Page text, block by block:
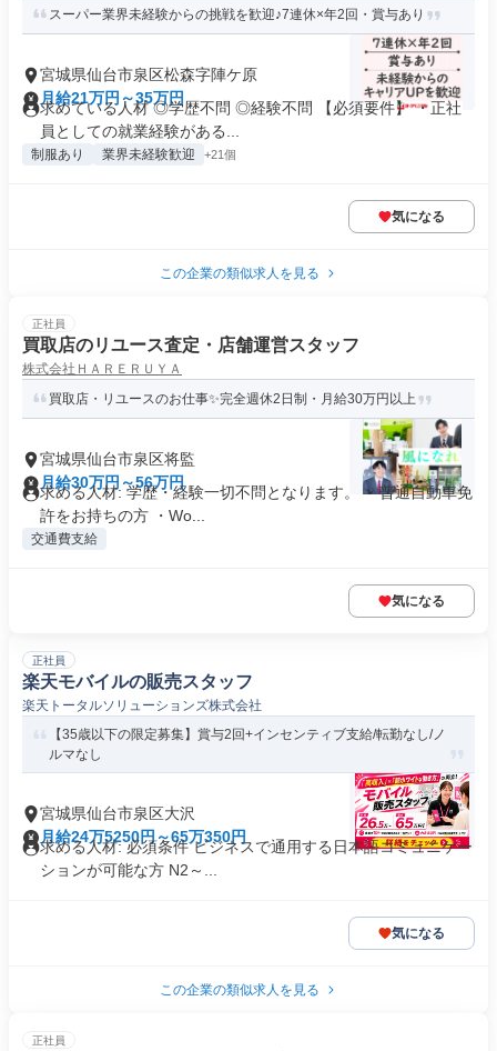
スーパー業界未経験からの挑戦を歓迎♪7連休×年2回・賞与あり
宮城県仙台市泉区松森字陣ケ原
月給21万円～35万円
求めている人材 ◎学歴不問 ◎経験不問 【必須要件】 ・正社
員としての就業経験がある...
制服あり 業界未経験歓迎 +21個
気になる
この企業の類似求人を見る
正社員
買取店のリユース査定・店舗運営スタッフ
株式会社ＨＡＲＥＲＵＹＡ
買取店・リユースのお仕事✨完全週休2日制・月給30万円以上
宮城県仙台市泉区将監
月給30万円～56万円
求める人材: 学歴・経験一切不問となります。 ・普通自動車免
許をお持ちの方 ・Wo...
交通費支給
気になる
正社員
楽天モバイルの販売スタッフ
楽天トータルソリューションズ株式会社
【35歳以下の限定募集】賞与2回+インセンティブ支給/転勤なし/ノ
ルマなし
宮城県仙台市泉区大沢
月給24万5250円～65万350円
求める人材: 必須条件 ビジネスで通用する日本語コミュニケー
ションが可能な方 N2～...
気になる
この企業の類似求人を見る
正社員